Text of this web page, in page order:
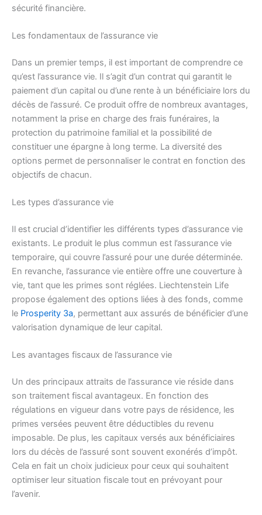
sécurité financière.
Les fondamentaux de l’assurance vie
Dans un premier temps, il est important de comprendre ce
qu’est l’assurance vie. Il s’agit d’un contrat qui garantit le
paiement d’un capital ou d’une rente à un bénéficiaire lors du
décès de l’assuré. Ce produit offre de nombreux avantages,
notamment la prise en charge des frais funéraires, la
protection du patrimoine familial et la possibilité de
constituer une épargne à long terme. La diversité des
options permet de personnaliser le contrat en fonction des
objectifs de chacun.
Les types d’assurance vie
Il est crucial d’identifier les différents types d’assurance vie
existants. Le produit le plus commun est l’assurance vie
temporaire, qui couvre l’assuré pour une durée déterminée.
En revanche, l’assurance vie entière offre une couverture à
vie, tant que les primes sont réglées. Liechtenstein Life
propose également des options liées à des fonds, comme
le Prosperity 3a, permettant aux assurés de bénéficier d’une
valorisation dynamique de leur capital.
Les avantages fiscaux de l’assurance vie
Un des principaux attraits de l’assurance vie réside dans
son traitement fiscal avantageux. En fonction des
régulations en vigueur dans votre pays de résidence, les
primes versées peuvent être déductibles du revenu
imposable. De plus, les capitaux versés aux bénéficiaires
lors du décès de l’assuré sont souvent exonérés d’impôt.
Cela en fait un choix judicieux pour ceux qui souhaitent
optimiser leur situation fiscale tout en prévoyant pour
l’avenir.